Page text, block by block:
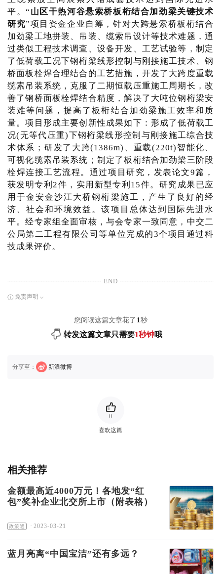
平。“ 山区干热河谷悬索桥板桁结合加劲梁关键技术
研究”项目资金企业自筹，针对大跨悬索桥板桁结合
加劲梁工地拼装、吊装、缆索吊设计等技术难题，通
过类似工程技术调查、设备开发、工艺试验等，制定
了低荷载工况下钢桁梁线形控制与刚接施工技术、钢
桥面板栓焊合理结合的工艺措施，开发了大跨度重载
缆索吊装系统，克服了二期恒载压重施工周期长，改
善了钢桥面板栓焊结合精度，解决了大吨位钢桁梁安
装难等问题，提高了板桁结合加劲梁施工效率和质
量。项目形成主要创新性成果如下：形成了低荷载工
况(无等代压重)下钢桁梁线形控制与刚接施工综合技
术体系；研发了大跨(1386m)、重载(220t)智能化、
可视化缆索吊装系统；制定了板桁结合加劲梁三阶段
栓焊连接工艺流程。通过项目研究，发表论文9篇，
获发明专利2件，实用新型专利15件。研究成果已应
用于金安金沙江大桥钢桁梁施工，产生了良好的经
济、社会和环境效益。该项目总体达到国际先进水
平。经专家组全面审核，与会专家一致同意，中交二
公局第二工程有限公司等单位完成的3个项目通过科
技成果评价。
END
免责声明
您阅读这篇文章花了 1秒
转发这篇文章只需要1秒钟哦
分享至： 新浪微博
喜欢这篇
0
相关推荐
金额最高近4000万元！各地发“红
包”奖补企业北交所上市（附表格）
政策通 · 2023-03-21
蓝月亮离“中国宝洁”还有多远？